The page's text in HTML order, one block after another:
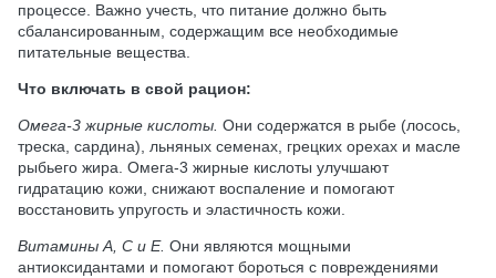
процессе. Важно учесть, что питание должно быть
сбалансированным, содержащим все необходимые
питательные вещества.
Что включать в свой рацион:
Омега-3 жирные кислоты. Они содержатся в рыбе (лосось,
треска, сардина), льняных семенах, грецких орехах и масле
рыбьего жира. Омега-3 жирные кислоты улучшают
гидратацию кожи, снижают воспаление и помогают
восстановить упругость и эластичность кожи.
Витамины А, С и Е. Они являются мощными
антиоксидантами и помогают бороться с повреждениями